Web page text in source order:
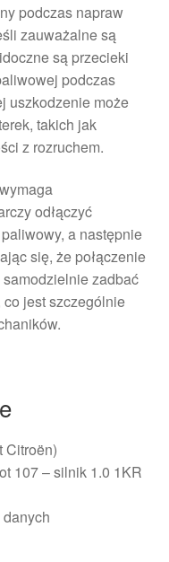
podczas napraw
zauważalne są
są przecieki
podczas
uszkodzenie może
takich jak
z rozruchem.
odłączyć
a następnie
się, że połączenie
zadbać
jest szczególnie
Citroën)
107 – silnik 1.0 1KR
danych